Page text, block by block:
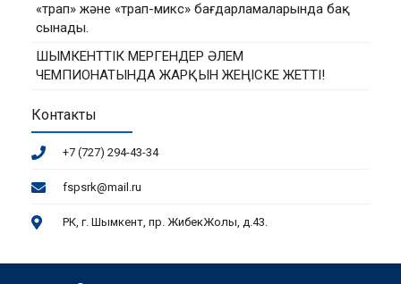
«трап» және «трап-микс» бағдарламаларында бақ
сынады.
ШЫМКЕНТТІК МЕРГЕНДЕР ӘЛЕМ
ЧЕМПИОНАТЫНДА ЖАРҚЫН ЖЕҢІСКЕ ЖЕТТІ!
Контакты
+7 (727) 294-43-34
fspsrk@mail.ru
РК, г. Шымкент, пр. ЖибекЖолы, д.43.